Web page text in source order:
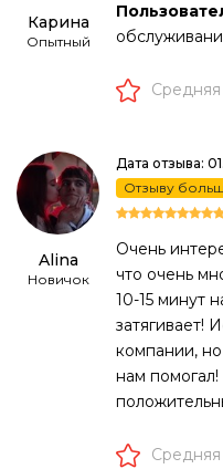
Карина
Опытный
Средняя
Alina
Новичок
Дата отзыва:
Отзыву
Очень
что очень
10-15 минут
затягивает!
компании,
нам помогал!
Средняя